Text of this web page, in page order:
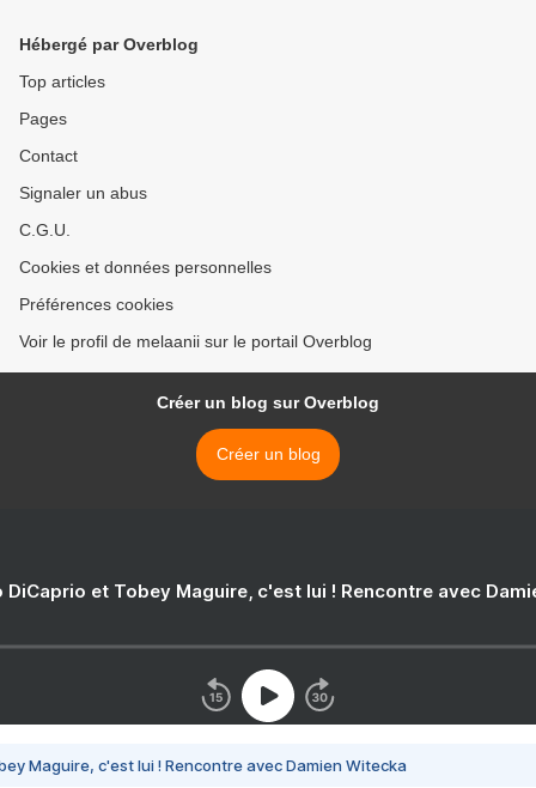
Hébergé par Overblog
Top articles
Pages
Contact
Signaler un abus
C.G.U.
Cookies et données personnelles
Préférences cookies
Voir le profil de melaanii sur le portail Overblog
Créer un blog sur Overblog
Créer un blog
DiCaprio et Tobey Maguire, c'est lui ! Rencontre avec
Maguire, c'est lui ! Rencontre avec Damien Witecka